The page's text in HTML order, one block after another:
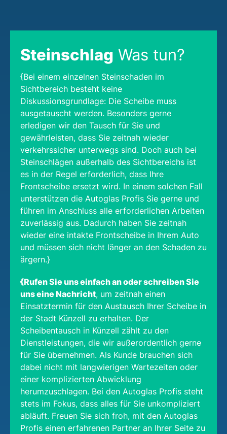
Steinschlag Was tun?
{Bei einem einzelnen Steinschaden im
Sichtbereich besteht keine
Diskussionsgrundlage: Die Scheibe muss
ausgetauscht werden. Besonders gerne
erledigen wir den Tausch für Sie und
gewährleisten, dass Sie zeitnah wieder
verkehrssicher unterwegs sind. Doch auch bei
Steinschlägen außerhalb des Sichtbereichs ist
es in der Regel erforderlich, dass Ihre
Frontscheibe ersetzt wird. In einem solchen Fall
unterstützen die Autoglas Profis Sie gerne und
führen im Anschluss alle erforderlichen Arbeiten
zuverlässig aus. Dadurch haben Sie zeitnah
wieder eine intakte Frontscheibe in Ihrem Auto
und müssen sich nicht länger an den Schaden zu
ärgern.}
{Rufen Sie uns einfach an oder schreiben Sie
uns eine Nachricht, um zeitnah einen
Einsatztermin für den Austausch Ihrer Scheibe in
der Stadt Künzell zu erhalten. Der
Scheibentausch in Künzell zählt zu den
Dienstleistungen, die wir außerordentlich gerne
für Sie übernehmen. Als Kunde brauchen sich
dabei nicht mit langwierigen Wartezeiten oder
einer komplizierten Abwicklung
herumzuschlagen. Bei den Autoglas Profis steht
stets im Fokus, dass alles für Sie unkompliziert
abläuft. Freuen Sie sich froh, mit den Autoglas
Profis einen erfahrenen Partner an Ihrer Seite zu